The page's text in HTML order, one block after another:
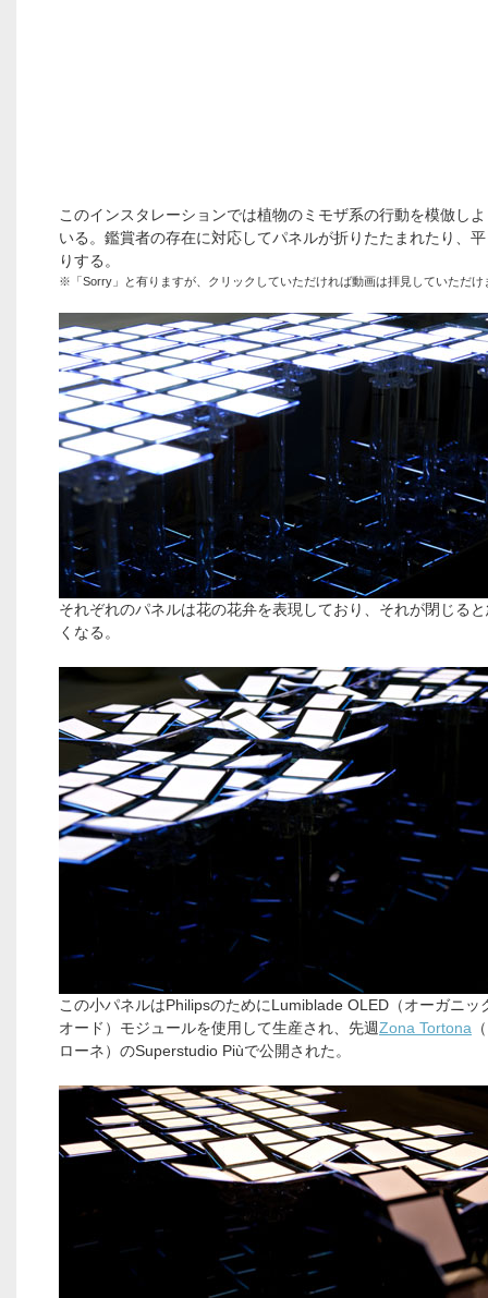
このインスタレーションでは植物のミモザ系の行動を模倣し
いる。鑑賞者の存在に対応してパネルが折りたたまれたり、
りする。
※「Sorry」と有りますが、クリックしていただければ動画は拝見していただけ
それぞれのパネルは花の花弁を表現しており、それが閉じる
くなる。
この小パネルはPhilipsのためにLumiblade OLED（オーガニッ
オード）モジュールを使用して生産され、先週Zona Tortona
ローネ）のSuperstudio Piùで公開された。